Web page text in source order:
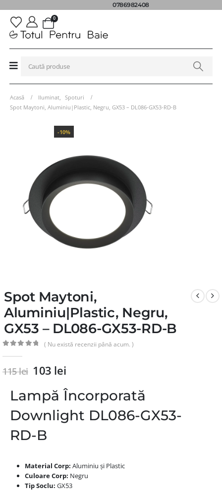
0786982408
0
Acasă Iluminat
Spoturi
Spot Maytoni, Aluminiu|Plastic, Negru, GX53 – DL086-GX53-RD-B
-10%
Spot Maytoni,
Aluminiu|Plastic, Negru,
GX53 – DL086-GX53-RD-B
( Nu există recenzii până acum. )
115lei 103 lei
Lampă Încorporată
Downlight DL086-GX53-
RD-B
Material Corp: Aluminiu și Plastic
Culoare Corp: Negru
Tip Soclu: GX53